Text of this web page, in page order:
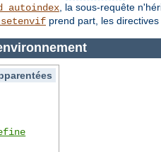
, la sous-requête
prend part, les directives